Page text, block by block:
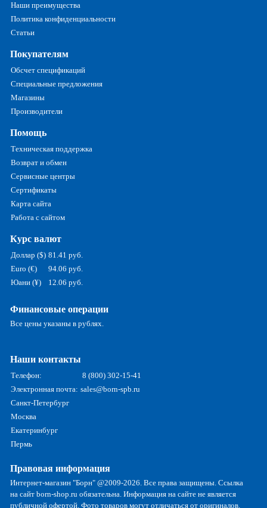
Наши преимущества
Политика конфиденциальности
Статьи
Покупателям
Обсчет спецификаций
Специальные предложения
Магазины
Производители
Помощь
Техническая поддержка
Возврат и обмен
Сервисные центры
Сертификаты
Карта сайта
Работа с сайтом
Курс валют
Доллар ($) 81.41 руб.
Euro (€)
94.06 руб.
Юани (¥)
12.06 руб.
Финансовые операции
Все цены указаны в рублях.
Наши контакты
Телефон:
8 (800) 302-15-41
Электронная почта: sales@born-spb.ru
Санкт-Петербург
Москва
Екатеринбург
Пермь
Правовая информация
Интернет-магазин "Борн" @2009-2026. Все права защищены. Ссылка
на сайт born-shop.ru обязательна. Информация на сайте не является
публичной офертой. Фото товаров могут отличаться от оригиналов.